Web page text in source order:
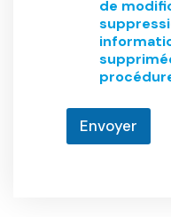
de
Envoyer